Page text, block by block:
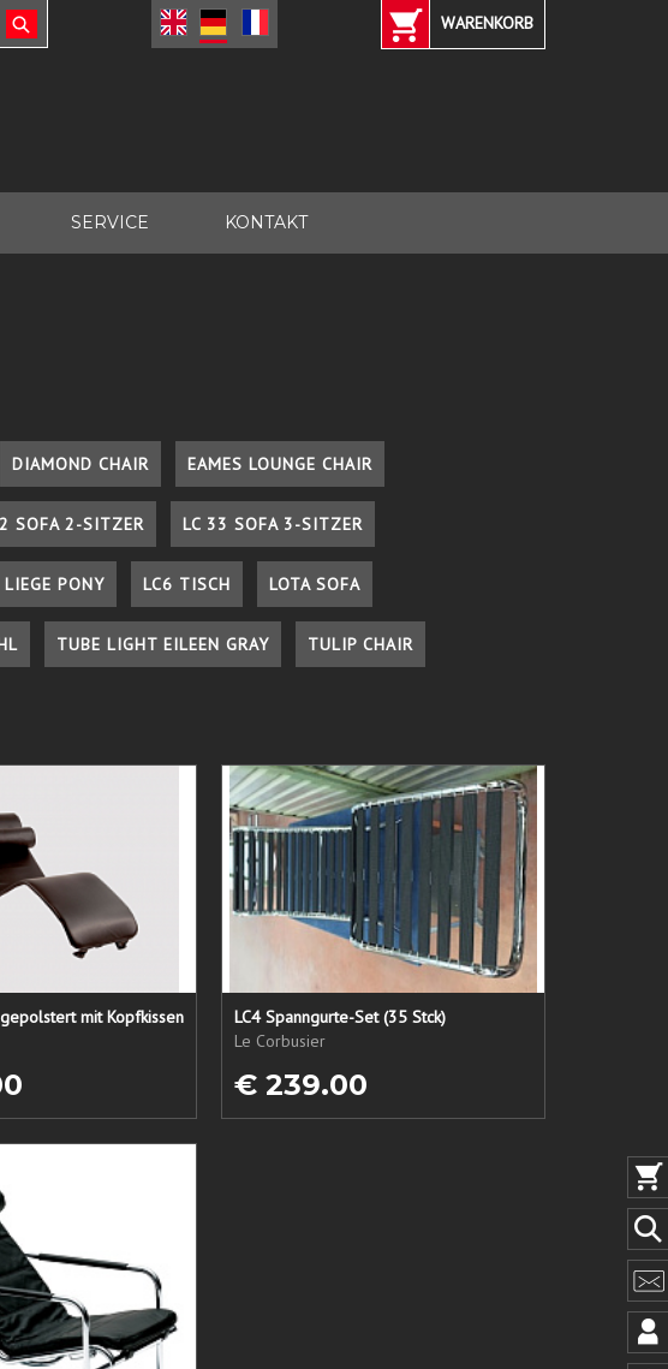
WARENKORB
SERVICE KONTAKT
DIAMOND CHAIR EAMES LOUNGE CHAIR
SOFA 2-SITZER LC 33 SOFA 3-SITZER
LIEGE PONY LC6 TISCH LOTA SOFA
TUBE LIGHT EILEEN GRAY TULIP CHAIR
mit Kopfkissen
LC4 Spanngurte-Set (35 Stck)
Le Corbusier
€ 239.00